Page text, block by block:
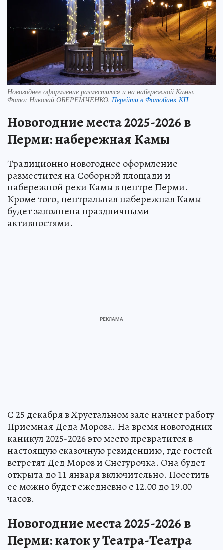
Новогоднее оформление разместится и на набережной Камы.
Фото: Николай ОБЕРЕМЧЕНКО. Перейти в Фотобанк КП
Новогодние места 2025-2026 в
Перми: набережная Камы
Традиционно новогоднее оформление
разместится на Соборной площади и
набережной реки Камы в центре Перми.
Кроме того, центральная набережная Камы
будет заполнена праздничными
активностями.
С 25 декабря в Хрустальном зале начнет работу
Приемная Деда Мороза. На время новогодних
каникул 2025-2026 это место превратится в
настоящую сказочную резиденцию, где гостей
встретят Дед Мороз и Снегурочка. Она будет
открыта до 11 января включительно. Посетить
ее можно будет ежедневно с 12.00 до 19.00
часов.
Новогодние места 2025-2026 в
Перми: каток у Театра-Театра